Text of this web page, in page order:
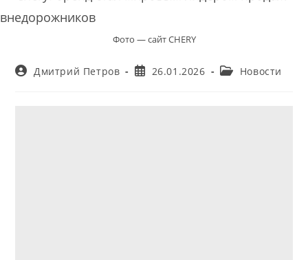
Фото — сайт CHERY
АвторДмитрий Петров
Запись26.01.2026
РубрикаНовости